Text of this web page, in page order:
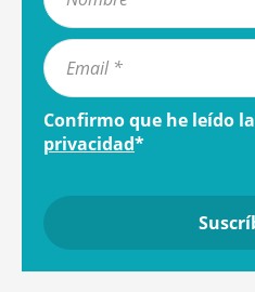
Confirmo que he leído la
privacidad*